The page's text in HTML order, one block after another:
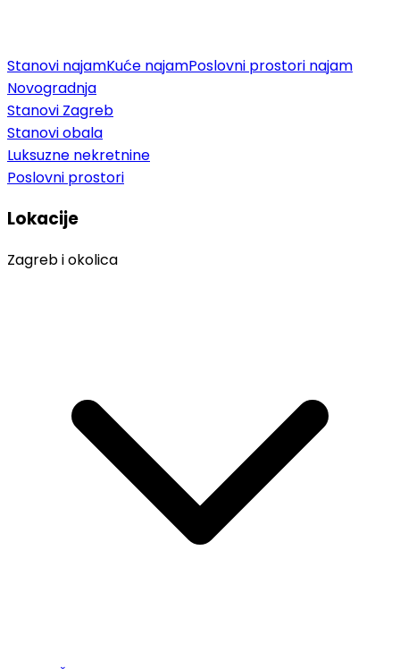
Stanovi najamKuće najamPoslovni prostori najam
Novogradnja
Stanovi Zagreb
Stanovi obala
Luksuzne nekretnine
Poslovni prostori
Lokacije
Zagreb i okolica